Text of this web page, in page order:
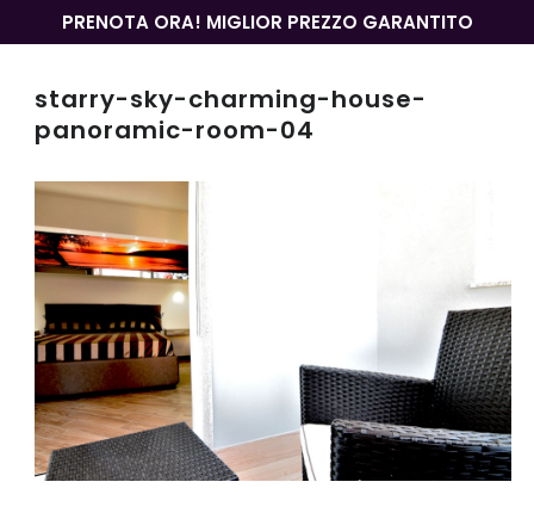
PRENOTA ORA! MIGLIOR PREZZO GARANTITO
starry-sky-charming-house-
panoramic-room-04